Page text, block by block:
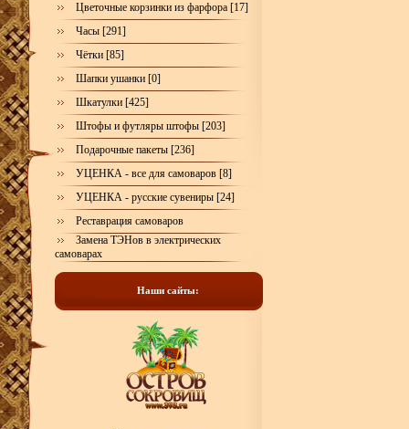
Цветочные корзинки из фарфора [17]
Часы [291]
Чётки [85]
Шапки ушанки [0]
Шкатулки [425]
Штофы и футляры штофы [203]
Подарочные пакеты [236]
УЦЕНКА - все для самоваров [8]
УЦЕНКА - русские сувениры [24]
Реставрация самоваров
Замена ТЭНов в электрических
самоварах
Наши сайты: